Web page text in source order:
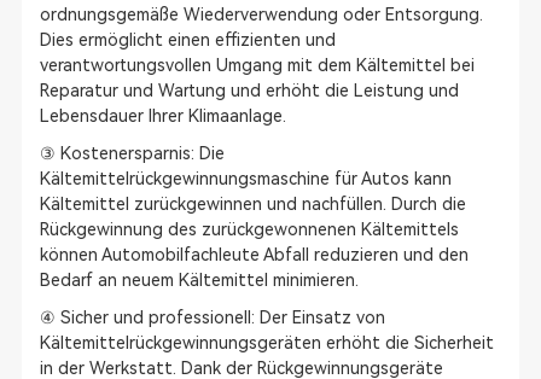
ordnungsgemäße Wiederverwendung oder Entsorgung.
Dies ermöglicht einen effizienten und
verantwortungsvollen Umgang mit dem Kältemittel bei
Reparatur und Wartung und erhöht die Leistung und
Lebensdauer Ihrer Klimaanlage.
③ Kostenersparnis: Die
Kältemittelrückgewinnungsmaschine für Autos kann
Kältemittel zurückgewinnen und nachfüllen. Durch die
Rückgewinnung des zurückgewonnenen Kältemittels
können Automobilfachleute Abfall reduzieren und den
Bedarf an neuem Kältemittel minimieren.
④ Sicher und professionell: Der Einsatz von
Kältemittelrückgewinnungsgeräten erhöht die Sicherheit
in der Werkstatt. Dank der Rückgewinnungsgeräte